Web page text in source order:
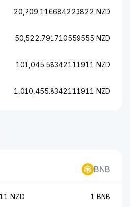
20,209.116684223822 NZD
50,522.791710559555 NZD
101,045.58342111911 NZD
1,010,455.8342111911 NZD
BNB
NZD 1 BNB